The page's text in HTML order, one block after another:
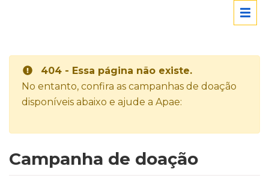
404 - Essa página não existe.
No entanto, confira as campanhas de doação
disponíveis abaixo e ajude a Apae:
Campanha de doação